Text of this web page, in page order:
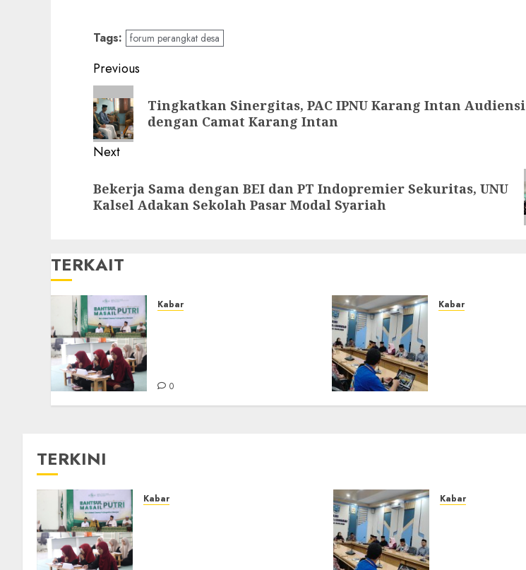
Tags: forum perangkat desa
Previous
Tingkatkan Sinergitas, PAC IPNU Karang Intan Audiensi
dengan Camat Karang Intan
Next
Bekerja Sama dengan BEI dan PT Indopremier Sekuritas, UNU
Kalsel Adakan Sekolah Pasar Modal Syariah
TERKAIT
Kabar
0
Kabar
TERKINI
Kabar Kabar